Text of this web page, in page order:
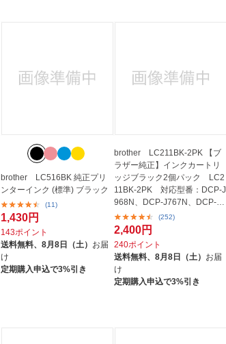
brother LC516BK 純正プリ
ンターインク (標準) ブラック
(11)
1,430円
143ポイント
送料無料、 8月8日（土） お届
け
定期購入申込で3%引き
brother LC211BK-2PK 【ブ
ラザー純正】インクカートリ
ッジブラック2個パック LC2
11BK-2PK 対応型番：DCP-J
968N、DCP-J767N、DCP-J5
67N、MFC-J887...
(252)
2,400円
240ポイント
送料無料、8月8日（土） お届
け
定期購入申込で3%引き